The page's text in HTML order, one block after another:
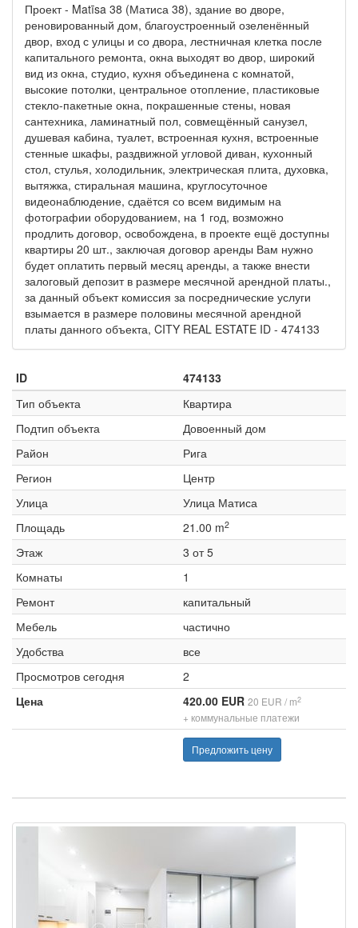
Проект - Matīsa 38 (Матиса 38), здание во дворе,
реновированный дом, благоустроенный озеленённый
двор, вход с улицы и со двора, лестничная клетка после
капитального ремонта, окна выходят во двор, широкий
вид из окна, студио, кухня объединена с комнатой,
высокие потолки, центральное отопление, пластиковые
стекло-пакетные окна, покрашенные стены, новая
сантехника, ламинатный пол, совмещённый санузел,
душевая кабина, туалет, встроенная кухня, встроенные
стенные шкафы, раздвижной угловой диван, кухонный
стол, стулья, холодильник, электрическая плита, духовка,
вытяжка, стиральная машина, круглосуточное
видеонаблюдение, сдаётся со всем видимым на
фотографии оборудованием, на 1 год, возможно
продлить договор, освобождена, в проекте ещё доступны
квартиры 20 шт., заключая договор аренды Вам нужно
будет оплатить первый месяц аренды, а также внести
залоговый депозит в размере месячной арендной платы.,
за данный объект комиссия за посреднические услуги
взымается в размере половины месячной арендной
платы данного объекта, CITY REAL ESTATE ID - 474133
ID
474133
Тип объекта
Квартира
Подтип объекта
Довоенный дом
Район
Рига
Регион
Центр
Улица
Улица Матиса
Площадь
21.00 m2
Этаж
3 от 5
Комнаты
1
Ремонт
капитальный
Мебель
частично
Удобства
все
Просмотров сегодня
2
Цена
420.00 EUR 20 EUR / m2
+ коммунальные платежи
Предложить цену